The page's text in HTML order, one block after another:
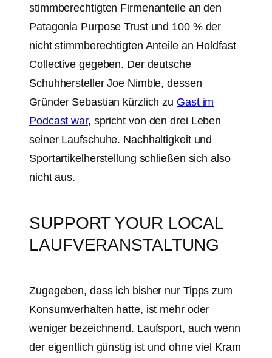
stimmberechtigten Firmenanteile an den
Patagonia Purpose Trust und 100 % der
nicht stimmberechtigten Anteile an Holdfast
Collective gegeben. Der deutsche
Schuhhersteller Joe Nimble, dessen
Gründer Sebastian kürzlich zu Gast im
Podcast war, spricht von den drei Leben
seiner Laufschuhe. Nachhaltigkeit und
Sportartikelherstellung schließen sich also
nicht aus.
SUPPORT YOUR LOCAL
LAUFVERANSTALTUNG
Zugegeben, dass ich bisher nur Tipps zum
Konsumverhalten hatte, ist mehr oder
weniger bezeichnend. Laufsport, auch wenn
der eigentlich günstig ist und ohne viel Kram